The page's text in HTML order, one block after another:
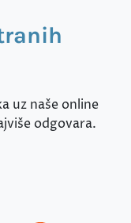
uz naše online
odgovara.